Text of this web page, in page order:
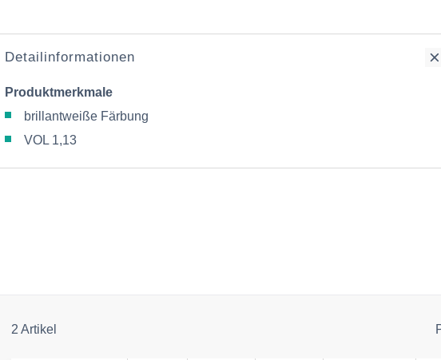
Detailinformationen
Produktmerkmale
brillantweiße Färbung
VOL 1,13
2 Artikel